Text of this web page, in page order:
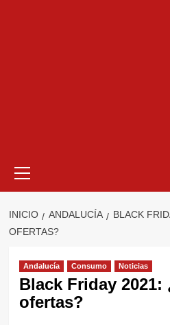
primario
INICIO ANDALUCÍA
BLACK
OFERTAS?
Andalucía Consumo Noticias
Black Friday 2021:
ofertas?